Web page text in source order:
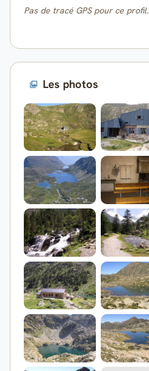
Pas de tracé GPS pour ce profil.
Les photos